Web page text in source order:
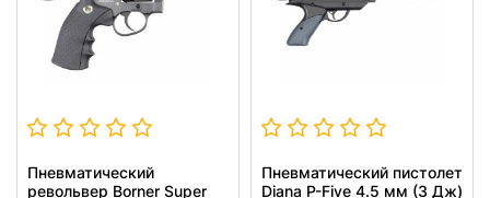
Пневматический
револьвер Borner Super
Пневматический пистолет
Diana P-Five 4.5 мм (3 Дж)